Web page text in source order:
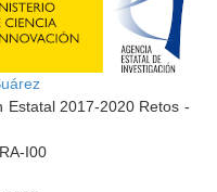
Estatal 2017-2020 Retos -
I00